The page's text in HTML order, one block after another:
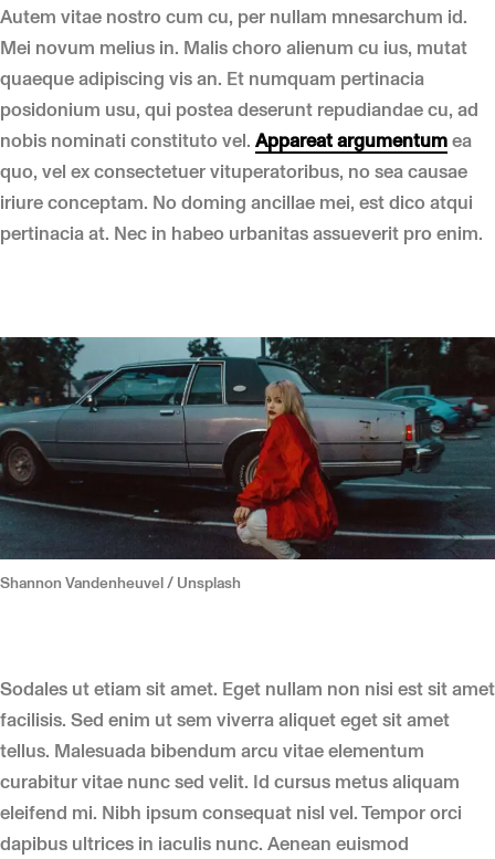
Autem vitae nostro cum cu, per nullam mnesarchum id.
Mei novum melius in. Malis choro alienum cu ius, mutat
quaeque adipiscing vis an. Et numquam pertinacia
posidonium usu, qui postea deserunt repudiandae cu, ad
nobis nominati constituto vel. Appareat argumentumea
quo, vel ex consectetuer vituperatoribus, no sea causae
iriure conceptam. No doming ancillae mei, est dico atqui
pertinacia at. Nec in habeo urbanitas assueverit pro enim.
Shannon Vandenheuvel / Unsplash
Sodales ut etiam sit amet. Eget nullam non nisi est sit amet
facilisis. Sed enim ut sem viverra aliquet eget sit amet
tellus. Malesuada bibendum arcu vitae elementum
curabitur vitae nunc sed velit. Id cursus metus aliquam
eleifend mi. Nibh ipsum consequat nisl vel. Tempor orci
dapibus ultrices in iaculis nunc. Aenean euismod